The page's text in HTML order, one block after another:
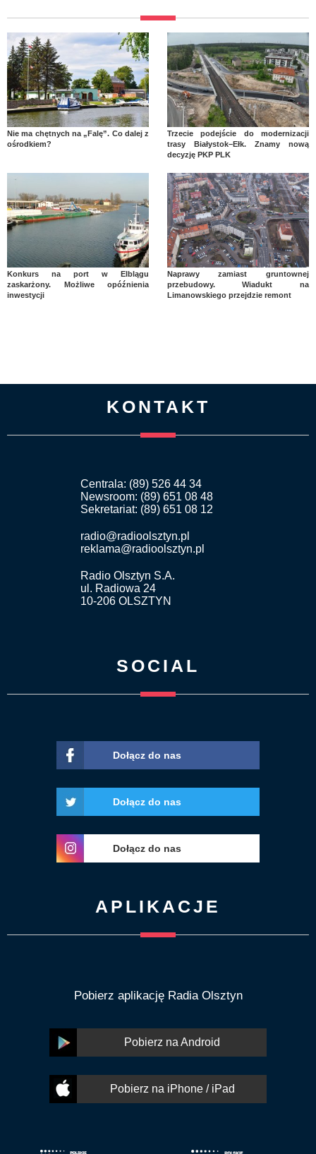
Nie ma chętnych na „Falę”. Co dalej z
ośrodkiem?
Trzecie podejście do modernizacji
trasy Białystok–Ełk. Znamy nową
decyzję PKP PLK
Konkurs na port w Elblągu
zaskarżony. Możliwe opóźnienia
inwestycji
Naprawy zamiast gruntownej
przebudowy. Wiadukt na
Limanowskiego przejdzie remont
KONTAKT
Centrala: (89) 526 44 34
Newsroom: (89) 651 08 48
Sekretariat: (89) 651 08 12
radio@radioolsztyn.pl
reklama@radioolsztyn.pl
Radio Olsztyn S.A.
ul. Radiowa 24
10-206 OLSZTYN
SOCIAL
Dołącz do nas
Dołącz do nas
Dołącz do nas
APLIKACJE
Pobierz aplikację Radia Olsztyn
Pobierz na Android
Pobierz na iPhone / iPad